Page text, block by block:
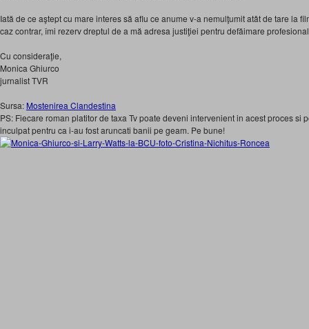
Iată de ce aştept cu mare interes să aflu ce anume v-a nemulţumit atât de tare la
caz contrar, îmi rezerv dreptul de a mă adresa justiţiei pentru defăimare
Cu consideraţie,
Monica Ghiurco
jurnalist TVR
Sursa: Mostenirea Clandestina
PS: Fiecare roman platitor de taxa Tv poate deveni intervenient in acest proces si
inculpat pentru ca i-au fost aruncati banii pe geam. Pe bune!